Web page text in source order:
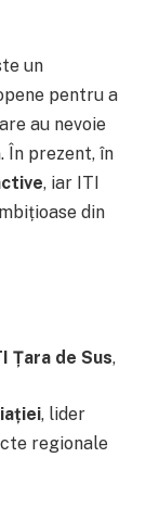
un
pentru a
au nevoie
. În prezent, în
, iar ITI
din
Țara de Sus,
, lider
regionale